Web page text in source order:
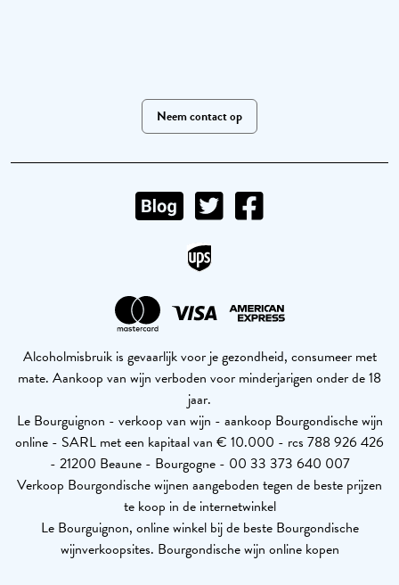
Neem contact op
Alcoholmisbruik is gevaarlijk voor je gezondheid, consumeer met
mate. Aankoop van wijn verboden voor minderjarigen onder de 18
jaar.
Le Bourguignon - verkoop van wijn - aankoop Bourgondische wijn
online - SARL met een kapitaal van € 10.000 - rcs 788 926 426
- 21200 Beaune - Bourgogne - 00 33 373 640 007
Verkoop Bourgondische wijnen aangeboden tegen de beste prijzen
te koop in de internetwinkel
Le Bourguignon, online winkel bij de beste Bourgondische
wijnverkoopsites. Bourgondische wijn online kopen